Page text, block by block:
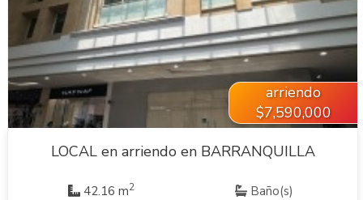
VER INMUEBLE
arriendo
$7,590,000
LOCAL en arriendo en BARRANQUILLA
42.16 m2 Baño(s)